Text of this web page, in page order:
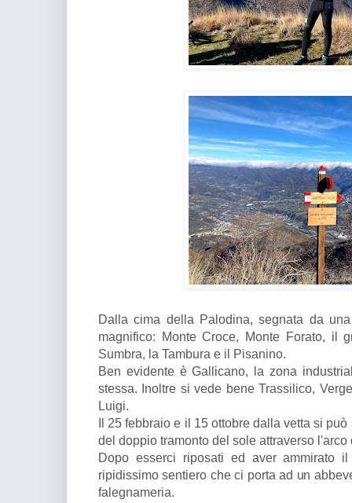
Dalla cima della Palodina, segnata da
magnifico: Monte Croce, Monte Forato, il
Sumbra, la Tambura e il Pisanino.
Ben evidente è Gallicano, la zona
stessa. Inoltre si vede bene Trassilico,
Luigi.
Il 25 febbraio e il 15 ottobre dalla vetta si
del doppio tramonto del sole attraverso
Dopo esserci riposati ed aver ammirato
ripidissimo sentiero che ci porta ad un
falegnameria.